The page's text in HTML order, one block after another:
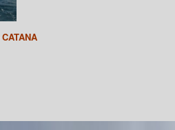
CATANA